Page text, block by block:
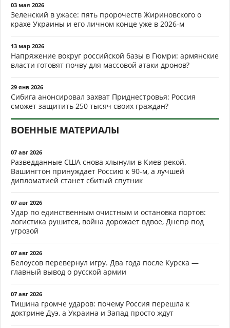
03 мая 2026
Зеленский в ужасе: пять пророчеств Жириновского о
крахе Украины и его личном конце уже в 2026-м
13 мар 2026
Напряжение вокруг российской базы в Гюмри: армянские
власти готовят почву для массовой атаки дронов?
29 янв 2026
Сибига анонсировал захват Приднестровья: Россия
сможет защитить 250 тысяч своих граждан?
ВОЕННЫЕ МАТЕРИАЛЫ
07 авг 2026
Разведданные США снова хлынули в Киев рекой.
Вашингтон принуждает Россию к 90-м, а лучшей
дипломатией станет сбитый спутник
07 авг 2026
Удар по единственным очистным и остановка портов:
логистика рушится, война дорожает вдвое, Днепр под
угрозой
07 авг 2026
Белоусов перевернул игру. Два года после Курска —
главный вывод о русской армии
07 авг 2026
Тишина громче ударов: почему Россия перешла к
доктрине Дуэ, а Украина и Запад просто ждут